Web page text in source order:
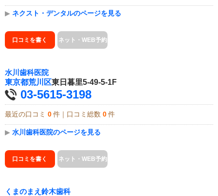
▶ ネクスト・デンタルのページを見る
口コミを書く ネット・WEB予約
水川歯科医院
東京都荒川区東日暮里5-49-5-1F
03-5615-3198
最近の口コミ 0 件｜口コミ総数 0 件
▶ 水川歯科医院のページを見る
口コミを書く ネット・WEB予約
くまのまえ鈴木歯科